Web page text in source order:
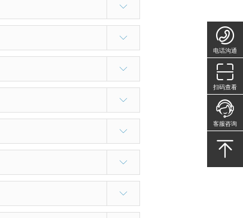
电话沟通
扫码查看
客服咨询